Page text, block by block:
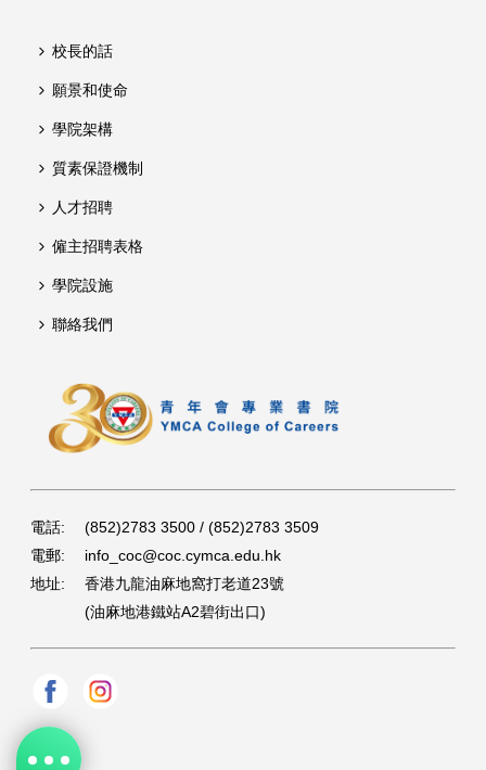
校長的話
願景和使命
學院架構
質素保證機制
人才招聘
僱主招聘表格
學院設施
聯絡我們
電話:
(852)2783 3500 / (852)2783 3509
電郵:
info_coc@coc.cymca.edu.hk
地址:
香港九龍油麻地窩打老道23號
(油麻地港鐵站A2碧街出口)